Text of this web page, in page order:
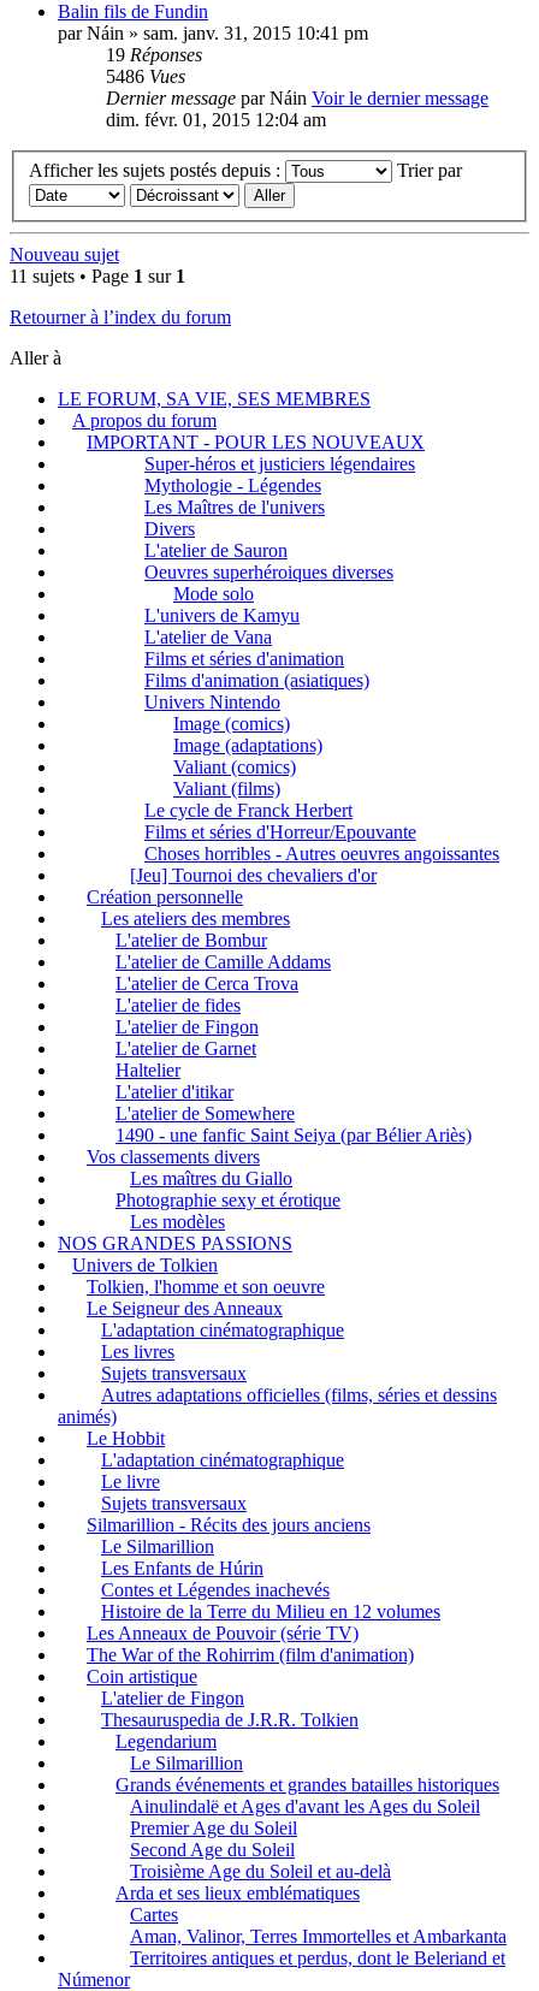
Balin fils de Fundin
parNáin » sam. janv. 31, 2015 10:41 pm
19 Réponses
5486 Vues
Dernier message parNáin Voir le dernier message
dim. févr. 01, 2015 12:04 am
Afficher les sujets postés depuis : Trier par
Nouveau sujet
11 sujets • Page 1 sur 1
Retourner à l’index du forum
Aller à
LE FORUM, SA VIE, SES MEMBRES
A propos du forum
IMPORTANT - POUR LES NOUVEAUX
Super-héros et justiciers légendaires
Mythologie - Légendes
Les Maîtres de l'univers
Divers
L'atelier de Sauron
Oeuvres superhéroiques diverses
Mode solo
L'univers de Kamyu
L'atelier de Vana
Films et séries d'animation
Films d'animation (asiatiques)
Univers Nintendo
Image (comics)
Image (adaptations)
Valiant (comics)
Valiant (films)
Le cycle de Franck Herbert
Films et séries d'Horreur/Epouvante
Choses horribles - Autres oeuvres angoissantes
[Jeu] Tournoi des chevaliers d'or
Création personnelle
Les ateliers des membres
L'atelier de Bombur
L'atelier de Camille Addams
L'atelier de Cerca Trova
L'atelier de fides
L'atelier de Fingon
L'atelier de Garnet
Haltelier
L'atelier d'itikar
L'atelier de Somewhere
1490 - une fanfic Saint Seiya (par Bélier Ariès)
Vos classements divers
Les maîtres du Giallo
Photographie sexy et érotique
Les modèles
NOS GRANDES PASSIONS
Univers de Tolkien
Tolkien, l'homme et son oeuvre
Le Seigneur des Anneaux
L'adaptation cinématographique
Les livres
Sujets transversaux
Autres adaptations officielles (films, séries et dessins
animés)
Le Hobbit
L'adaptation cinématographique
Le livre
Sujets transversaux
Silmarillion - Récits des jours anciens
Le Silmarillion
Les Enfants de Húrin
Contes et Légendes inachevés
Histoire de la Terre du Milieu en 12 volumes
Les Anneaux de Pouvoir (série TV)
The War of the Rohirrim (film d'animation)
Coin artistique
L'atelier de Fingon
Thesauruspedia de J.R.R. Tolkien
Legendarium
Le Silmarillion
Grands événements et grandes batailles historiques
Ainulindalë et Ages d'avant les Ages du Soleil
Premier Age du Soleil
Second Age du Soleil
Troisième Age du Soleil et au-delà
Arda et ses lieux emblématiques
Cartes
Aman, Valinor, Terres Immortelles et Ambarkanta
Territoires antiques et perdus, dont le Beleriand et
Númenor